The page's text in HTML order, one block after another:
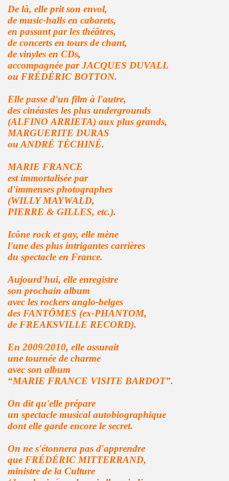
De là, elle prit son envol,
de music-halls en cabarets,
en passant par les théâtres,
de concerts en tours de chant,
de vinyles en CDs,
accompagnée par JACQUES DUVALL
ou FRÉDÉRIC BOTTON.
Elle passe d'un film à l'autre,
des cinéastes les plus undergrounds
(ALFINO ARRIETA) aux plus grands,
MARGUERITE DURAS
ou ANDRÉ TÉCHINÉ.
MARIE FRANCE
est immortalisée par
d'immenses photographes
(WILLY MAYWALD,
PIERRE & GILLES, etc.).
Icône rock et gay, elle mène
l'une des plus intrigantes carrières
du spectacle en France.
Aujourd'hui, elle enregistre
son prochain album
avec les rockers anglo-belges
des FANTÔMES (ex-PHANTOM,
de FREAKSVILLE RECORD).
En 2009/2010, elle assurait
une tournée de charme
avec son album
“MARIE FRANCE VISITE BARDOT”.
On dit qu'elle prépare
un spectacle musical autobiographique
dont elle garde encore le secret.
On ne s'étonnera pas d'apprendre
que FRÉDÉRIC MITTERRAND,
ministre de la Culture
dans le Sud de de la France, dans les Vosges (juin et
(2014) de BRIAN SETZER : chronique
: chronique detaillee.
: chronique detaillee.
PARTON : chronique detaillee.
de la chanson" (Editions Caid, 2014) : chronique du
DRONES ("The Tangible Effect Of Love") le 28 mars
du Palace" (2014) : chronique de l'album.
2013 au TRIANON (Paris) : compte rendu.
PASCAUD dans "TELERAMA" (8 au 14 janvier 2014).
MATIN" (20 decembre 2013).
(mercredi 18 decembre 2013).
T. MUGLER dans "TETU" (decembre 2013).
+ ICI PARIS le 14 novembre 2013 au TRIANON (Paris)
CHRISTOPHE MAE au PALAIS DES SPORTS 2013
dans "PARIS MONTMARTRE" (ete 2013).